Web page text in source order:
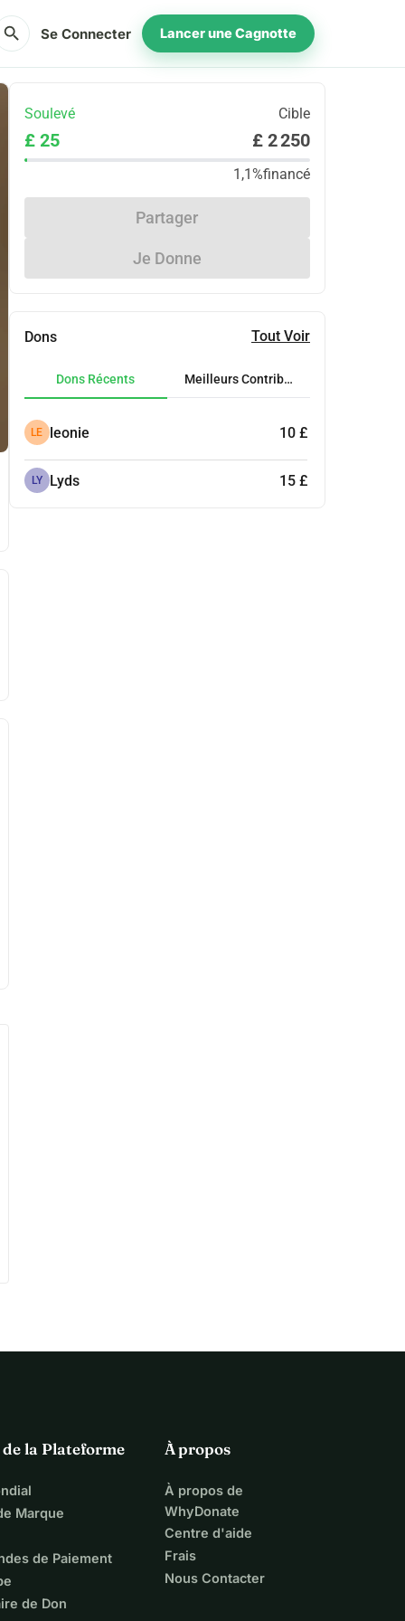
search Se Connecter Lancer une Cagnotte
Soulevé Cible
£ 25 £ 2 250
1,1%financé
Partager
Je Donne
Dons Tout Voir
Dons Récents Meilleurs Contributeurs
LE leonie 10 £
LY Lyds 15 £
la Plateforme
Marque
de Paiement
de Don
À propos
À propos de
WhyDonate
Centre d'aide
Frais
Nous Contacter